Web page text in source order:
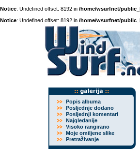
Notice: Undefined offset: 8192 in /home/wsurfnet/
Notice: Undefined offset: 8192 in /home/wsurfnet/
Popis albuma
Posljednje dodano
Posljednji komentari
Najgledanije
Visoko rangirano
Moje omiljene slike
Pretraživanje